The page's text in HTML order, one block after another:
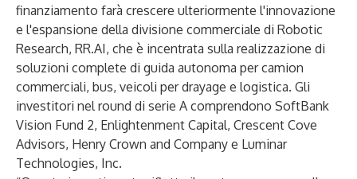
finanziamento farà crescere ulteriormente l'innovazione
e l'espansione della divisione commerciale di Robotic
Research, RR.AI, che è incentrata sulla realizzazione di
soluzioni complete di guida autonoma per camion
commerciali, bus, veicoli per drayage e logistica. Gli
investitori nel round di serie A comprendono SoftBank
Vision Fund 2, Enlightenment Capital, Crescent Cove
Advisors, Henry Crown and Company e Luminar
Technologies, Inc.